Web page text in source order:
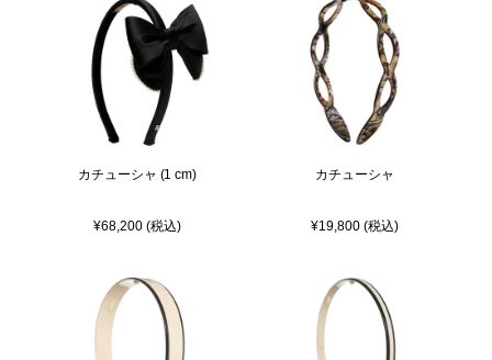
カチューシャ (1 cm)
¥68,200 (税込)
カチューシャ
¥19,800 (税込)